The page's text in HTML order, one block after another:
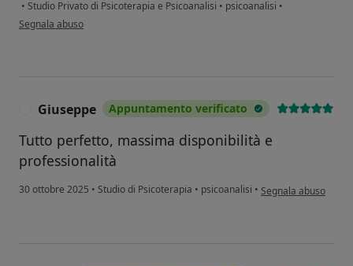
• Studio Privato di Psicoterapia e Psicoanalisi • psicoanalisi •
secondo l'opinione dell'utente Silvia Maria
Segnala abuso
Giuseppe Appuntamento verificato
Tutto perfetto, massima disponibilità e
professionalità
30 ottobre 2025 • Studio di Psicoterapia • psicoanalisi • secondo l'opinione
Segnala abuso